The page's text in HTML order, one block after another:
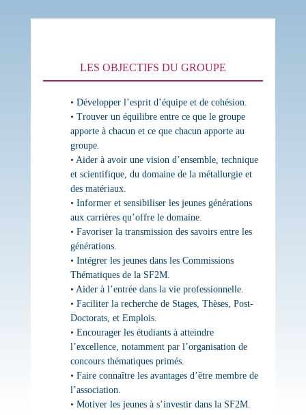
LES OBJECTIFS DU GROUPE
• Développer l’esprit d’équipe et de cohésion.
• Trouver un équilibre entre ce que le groupe
apporte à chacun et ce que chacun apporte au
groupe.
• Aider à avoir une vision d’ensemble, technique
et scientifique, du domaine de la métallurgie et
des matériaux.
• Informer et sensibiliser les jeunes générations
aux carrières qu’offre le domaine.
• Favoriser la transmission des savoirs entre les
générations.
• Intégrer les jeunes dans les Commissions
Thématiques de la SF2M.
• Aider à l’entrée dans la vie professionnelle.
• Faciliter la recherche de Stages, Thèses, Post-
Doctorats, et Emplois.
• Encourager les étudiants à atteindre
l’excellence, notamment par l’organisation de
concours thématiques primés.
• Faire connaître les avantages d’être membre de
l’association.
• Motiver les jeunes à s’investir dans la SF2M.